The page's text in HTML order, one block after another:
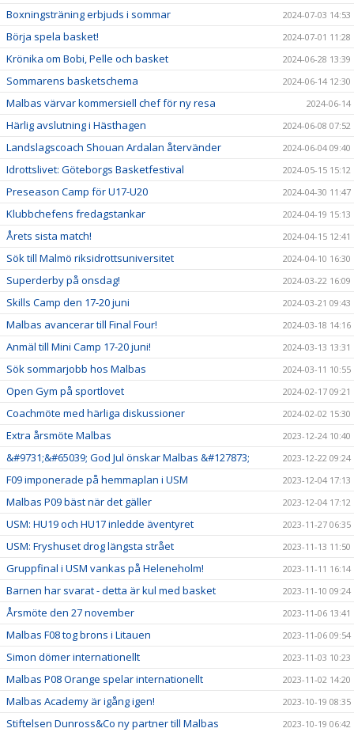
Boxningsträning erbjuds i sommar 2024-07-03 14:53
Börja spela basket! 2024-07-01 11:28
Krönika om Bobi, Pelle och basket 2024-06-28 13:39
Sommarens basketschema 2024-06-14 12:30
Malbas värvar kommersiell chef för ny resa 2024-06-14
Härlig avslutning i Hästhagen 2024-06-08 07:52
Landslagscoach Shouan Ardalan återvänder 2024-06-04 09:40
Idrottslivet: Göteborgs Basketfestival 2024-05-15 15:12
Preseason Camp för U17-U20 2024-04-30 11:47
Klubbchefens fredagstankar 2024-04-19 15:13
Årets sista match! 2024-04-15 12:41
Sök till Malmö riksidrottsuniversitet 2024-04-10 16:30
Superderby på onsdag! 2024-03-22 16:09
Skills Camp den 17-20 juni 2024-03-21 09:43
Malbas avancerar till Final Four! 2024-03-18 14:16
Anmäl till Mini Camp 17-20 juni! 2024-03-13 13:31
Sök sommarjobb hos Malbas 2024-03-11 10:55
Open Gym på sportlovet 2024-02-17 09:21
Coachmöte med härliga diskussioner 2024-02-02 15:30
Extra årsmöte Malbas 2023-12-24 10:40
&#9731;&#65039; God Jul önskar Malbas &#127873; 2023-12-22 09:24
F09 imponerade på hemmaplan i USM 2023-12-04 17:13
Malbas P09 bäst när det gäller 2023-12-04 17:12
USM: HU19 och HU17 inledde äventyret 2023-11-27 06:35
USM: Fryshuset drog längsta strået 2023-11-13 11:50
Gruppfinal i USM vankas på Heleneholm! 2023-11-11 16:14
Barnen har svarat - detta är kul med basket 2023-11-10 09:24
Årsmöte den 27 november 2023-11-06 13:41
Malbas F08 tog brons i Litauen 2023-11-06 09:54
Simon dömer internationellt 2023-11-03 10:23
Malbas P08 Orange spelar internationellt 2023-11-02 14:20
Malbas Academy är igång igen! 2023-10-19 08:35
Stiftelsen Dunross&Co ny partner till Malbas 2023-10-19 06:42